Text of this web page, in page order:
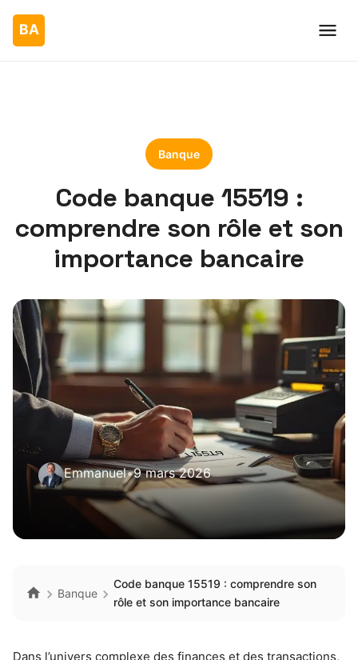
Banque
Code banque 15519 :
comprendre son rôle et son
importance bancaire
Emmanuel•9 mars 2026
Banque
Code banque 15519 : comprendre son
rôle et son importance bancaire
Dans l’univers complexe des finances et des transactions,